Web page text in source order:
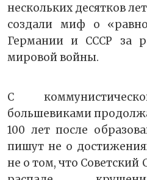
нескольких десятков
создали миф о
Германии и СССР за
мировой войны.
С
большевиками
100 лет после
пишут не о
не о том, что Советский